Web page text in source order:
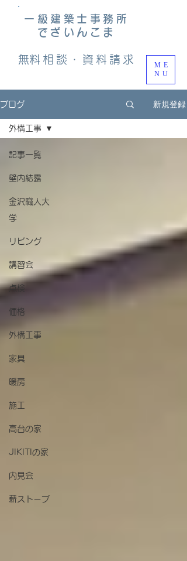
​無料相談・資料請求
一級建築士事務所
でざいんこま
ME
NU
ブログ 新規登録
記事一覧
壁内結露
金沢職人大
学
リビング
講習会
点検
価格
外構工事
家具
暖房
施工
高台の家
JIKITIの家
内見会
薪ストーブ
外構工事